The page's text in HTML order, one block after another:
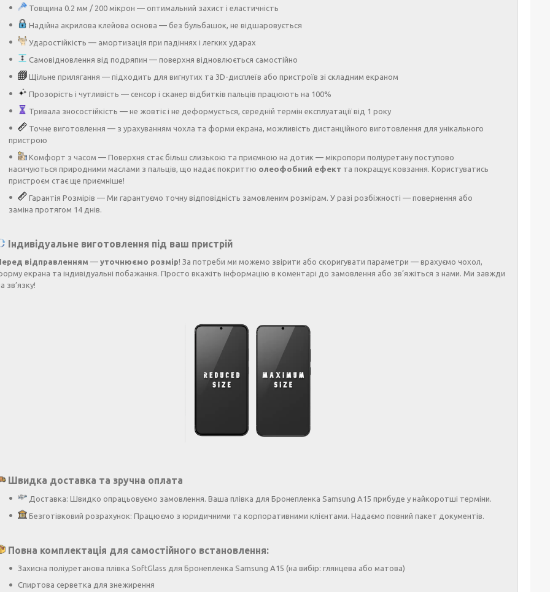
Товщина 0.2 мм / 200 мікрон — оптимальний захист і еластичність
Надійна акрилова клейова основа — без бульбашок, не відшаровується
Ударостійкість — амортизація при падіннях і легких ударах
Самовідновлення від подряпин — поверхня відновлюється самостійно
Щільне прилягання — підходить для вигнутих та 3D-дисплеїв або пристроїв зі складним екраном
Прозорість і чутливість — сенсор і сканер відбитків пальців працюють на 100%
Тривала зносостійкість — не жовтіє і не деформується, середній термін експлуатації від 1 року
Точне виготовлення — з урахуванням чохла та форми екрана, можливість дистанційного виготовлення для унікального
пристрою
Комфорт з часом — Поверхня стає більш слизькою та приємною на дотик — мікропори поліуретану поступово
насичуються природними маслами з пальців, що надає покриттю олеофобний ефект та покращує ковзання. Користуватись
пристроєм стає ще приємніше!
Гарантія Розмірів — Ми гарантуємо точну відповідність замовленим розмірам. У разі розбіжності — повернення або
заміна протягом 14 днів.
Індивідуальне виготовлення під ваш пристрій
відправленням — уточнюємо розмір! За потреби ми можемо звірити або скоригувати параметри — врахуємо чохол,
екрана та індивідуальні побажання. Просто вкажіть інформацію в коментарі до замовлення або зв’яжіться з нами. Ми завжди
зв’язку!
Швидка доставка та зручна оплата
Доставка: Швидко опрацьовуємо замовлення. Ваша плівка для Бронепленка Samsung A15 прибуде у найкоротші терміни.
Безготівковий розрахунок: Працюємо з юридичними та корпоративними клієнтами. Надаємо повний пакет документів.
Повна комплектація для самостійного встановлення:
Захисна поліуретанова плівка SoftGlass для Бронепленка Samsung A15 (на вибір: глянцева або матова)
Спиртова серветка для знежирення